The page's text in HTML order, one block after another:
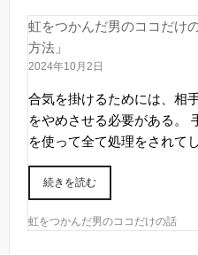
虹をつかんだ男のココだけ
方法」
2024年10月2日
合気を掛けるためには、相
をやめさせる必要がある。
を使って全て処理をされて
続きを読む
虹をつかんだ男のココだけの話